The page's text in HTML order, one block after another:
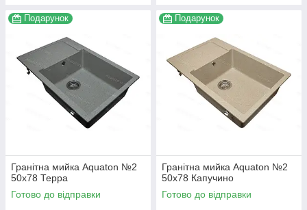
Подарунок
Гранітна мийка Aquaton №2
50х78 Терра
Готово до відправки
Подарунок
Гранітна мийка Aquaton №2
50х78 Капучино
Готово до відправки